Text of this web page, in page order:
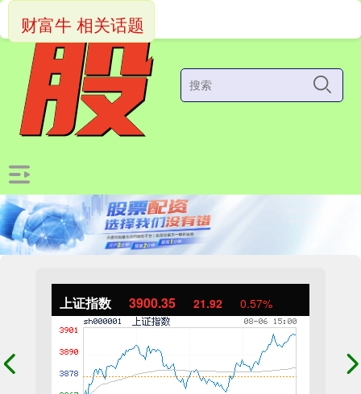
上证指数 3900.35 21.92 0.57%
财富牛 相关话题